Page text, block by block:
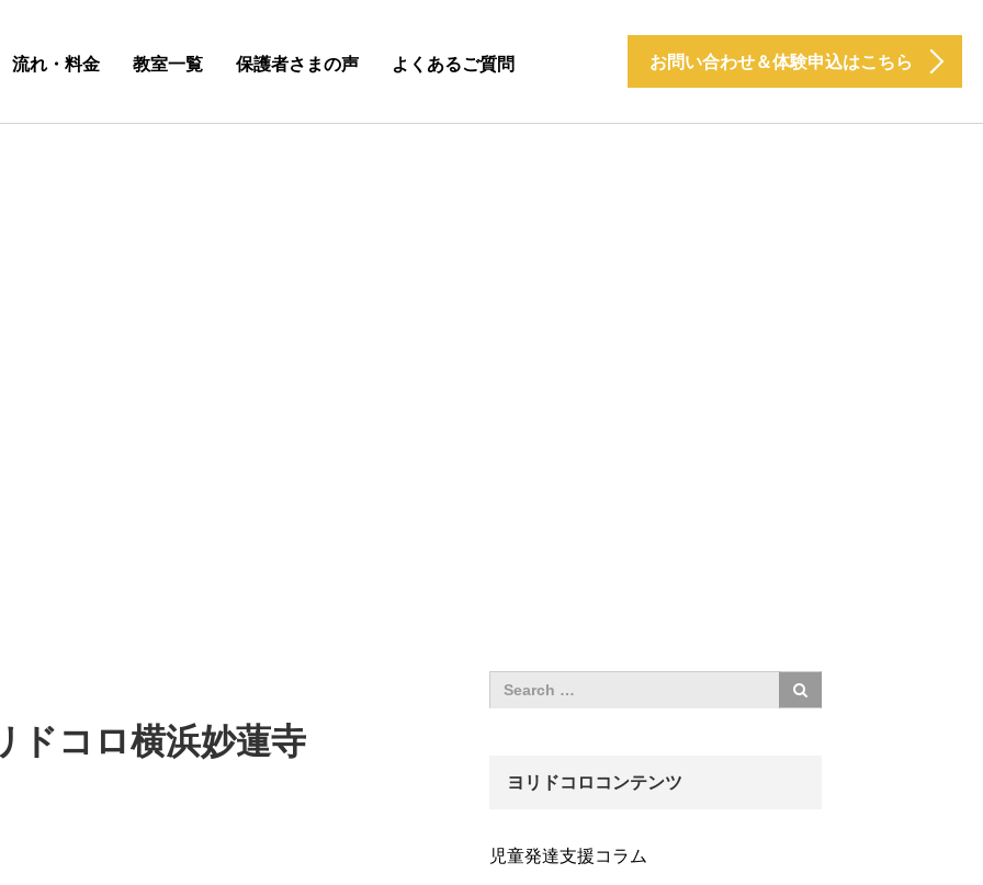
流れ・料金 教室一覧 保護者さまの声 よくあるご質問 お問い合わせ＆体験申込はこちら
ドコロ横浜妙蓮寺
ヨリドコロコンテンツ
児童発達支援コラム